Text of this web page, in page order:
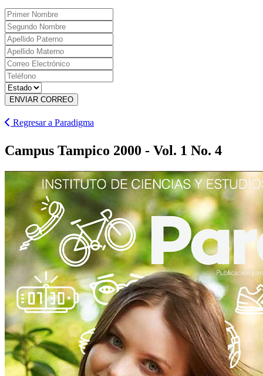
ENVIAR CORREO
Regresar a Paradigma
Campus Tampico 2000 - Vol. 1 No. 4